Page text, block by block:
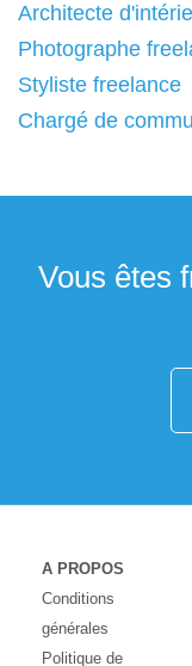
Architecte
Photographe
Styliste freelance
Chargé de
Vous êtes
A PROPOS
Conditions
générales
Politique de